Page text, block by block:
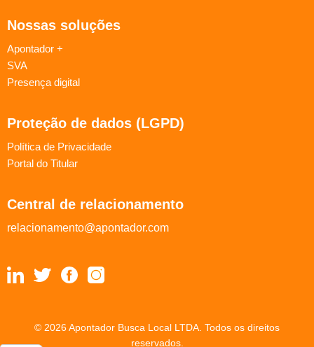
Nossas soluções
Apontador +
SVA
Presença digital
Proteção de dados (LGPD)
Política de Privacidade
Portal do Titular
Central de relacionamento
relacionamento@apontador.com
© 2026 Apontador Busca Local LTDA. Todos os direitos
reservados.